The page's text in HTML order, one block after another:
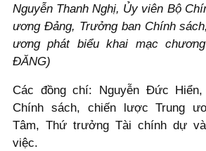
Nguyễn Thanh Nghị, Ủy viên Bộ
ương Đảng, Trưởng ban Chính
ương phát biểu khai mạc
ĐĂNG)
Các đồng chí: Nguyễn Đức
Chính sách, chiến lược Trung
Tâm, Thứ trưởng Tài chính dự
việc.